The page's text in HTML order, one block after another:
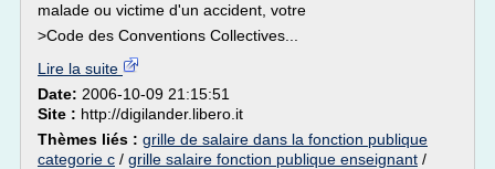
malade ou victime d'un accident, votre
>Code des Conventions Collectives...
Lire la suite
Date: 2006-10-09 21:15:51
Site : http://digilander.libero.it
Thèmes liés : grille de salaire dans la fonction publique
categorie c / grille salaire fonction publique enseignant /